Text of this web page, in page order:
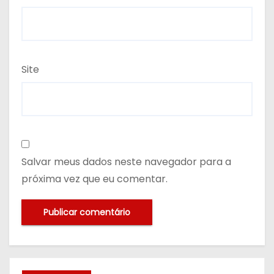
Site
Salvar meus dados neste navegador para a
próxima vez que eu comentar.